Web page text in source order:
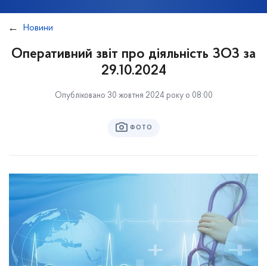
Новини
Оперативний звіт про діяльність ЗОЗ за
29.10.2024
Опубліковано 30 жовтня 2024 року о 08:00
ФОТО